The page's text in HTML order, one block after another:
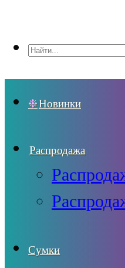
Новинки
Распродажа
Сумки